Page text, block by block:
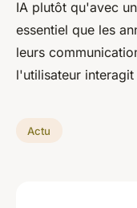
IA plutôt qu'avec
essentiel que les
leurs
l'utilisateur interagit
Actu